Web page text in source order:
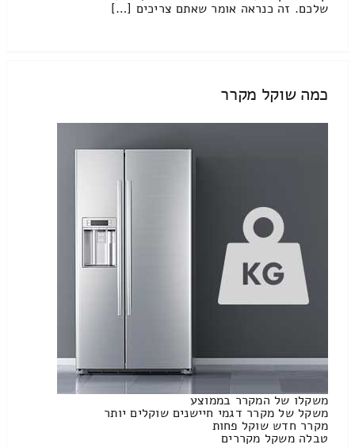
שלכם. זה כנראה אומר שאתם צריכים […]
כמה שוקל מקרר
משקלו של המקרר בממוצע
משקל של מקרר דגמי חיישנים שוקלים יותר
מקרר חדש שוקל פחות
טבלה משקל מקררים